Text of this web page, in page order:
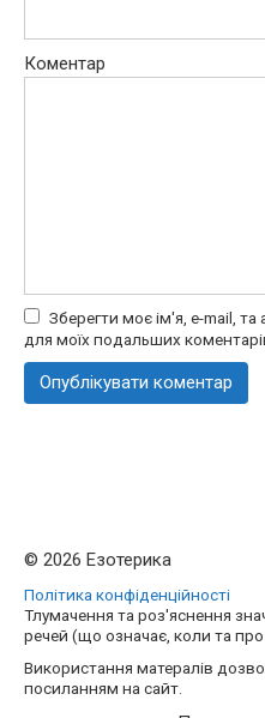
Коментар
Зберегти моє ім'я, e-mail, та
для моїх подальших
© 2026 Езотерика
Політика конфіденційності
Тлумачення та роз'яснення
речей (що означає, коли та
Використання матералів
посиланням на сайт.